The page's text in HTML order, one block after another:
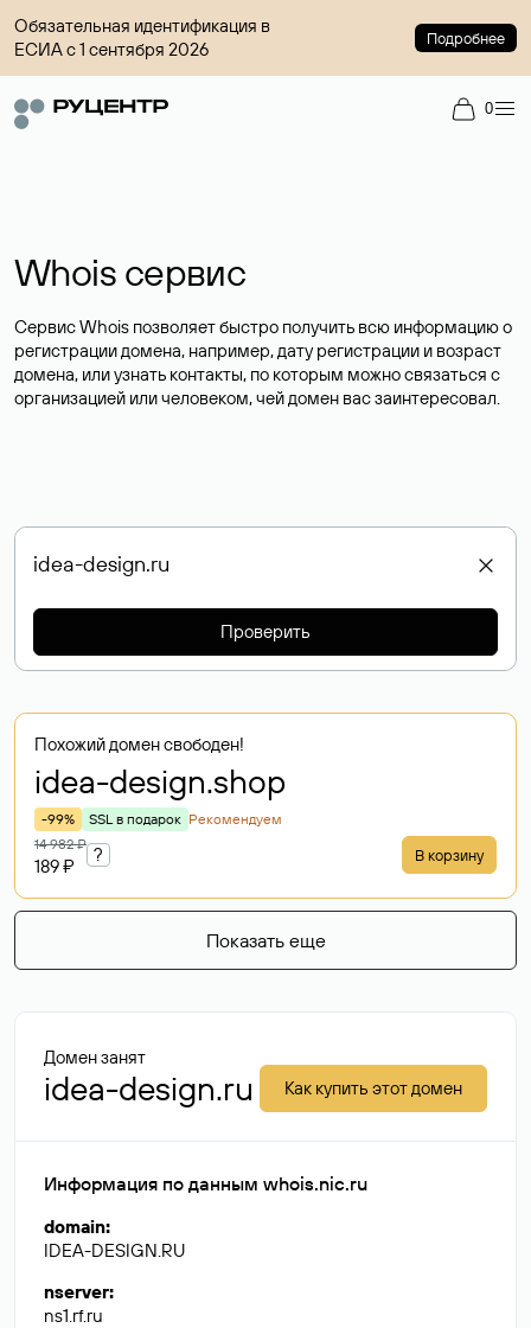
Обязательная идентификация в
ЕСИА с 1 сентября 2026
Подробнее
0
Whois сервис
Сервис Whois позволяет быстро получить всю информацию о
регистрации домена, например, дату регистрации и возраст
домена, или узнать контакты, по которым можно связаться с
организацией или человеком, чей домен вас заинтересовал.
Проверить
Похожий домен свободен!
idea-design.shop
-99% SSL в подарок Рекомендуем
14 982 ₽
189 ₽
? В корзину
Показать еще
Домен занят
idea-design.ru Как купить этот домен
Информация по данным whois.nic.ru
domain:
IDEA-DESIGN.RU
nserver:
ns1.rf.ru